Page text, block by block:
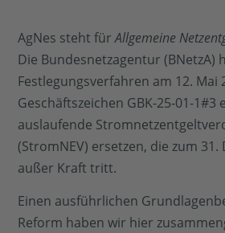
AgNes steht fürAllgemeine
Die Bundesnetzagentur (BNetzA)
Festlegungsverfahren am 12. Mai
Geschäftszeichen GBK-25-01-1#3
auslaufende
(StromNEV) ersetzen, die zum 31.
außer Kraft tritt.
Einen ausführlichen
Reform haben wir hier